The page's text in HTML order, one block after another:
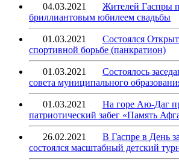
04.03.2021
Жителей Гаспры
бриллиантовым юбилеем свадьбы
01.03.2021
Состоялся
спортивной борьбе (панкратион)
01.03.2021
Состоялось
совета муниципального
01.03.2021
На горе Аю-Даг
патриотический забег «Память
26.02.2021
В Гаспре в День
состоялся масштабный детский